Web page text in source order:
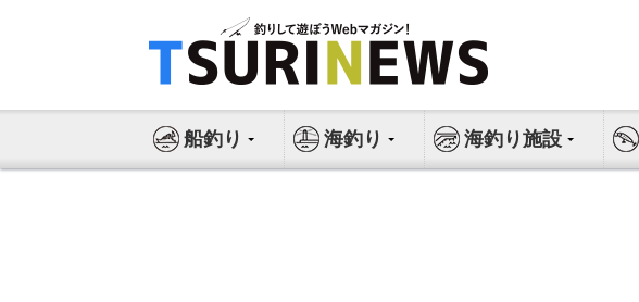
ス
船釣り 海釣り 海釣り施設